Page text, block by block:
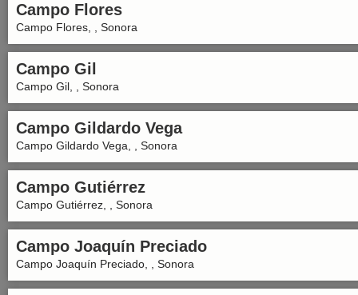
Campo Flores
Campo Flores, , Sonora
Campo Gil
Campo Gil, , Sonora
Campo Gildardo Vega
Campo Gildardo Vega, , Sonora
Campo Gutiérrez
Campo Gutiérrez, , Sonora
Campo Joaquín Preciado
Campo Joaquín Preciado, , Sonora